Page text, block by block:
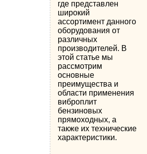
где представлен
широкий
ассортимент данного
оборудования от
различных
производителей. В
этой статье мы
рассмотрим
основные
преимущества и
области применения
виброплит
бензиновых
прямоходных, а
также их технические
характеристики.